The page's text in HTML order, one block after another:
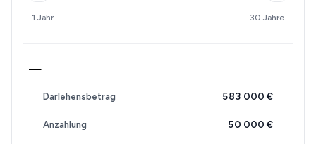
1 Jahr 30 Jahre
—
Darlehensbetrag 583 000 €
Anzahlung 50 000 €